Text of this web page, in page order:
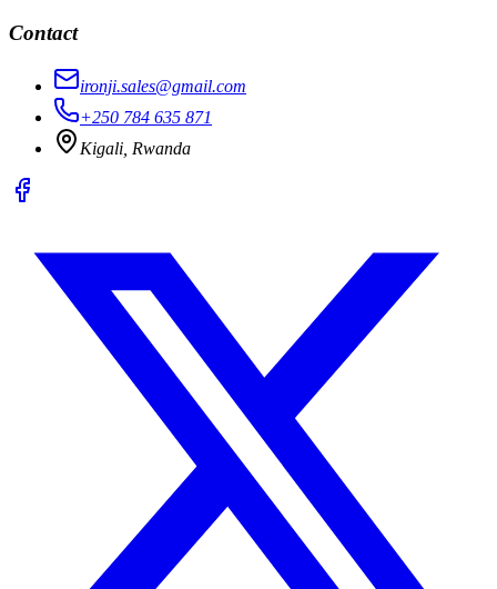
Contact
ironji.sales@gmail.com
+250 784 635 871
Kigali, Rwanda